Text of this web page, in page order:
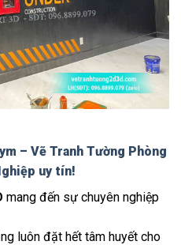
– Vẽ Tranh Tường Phòng
uy tín!
mang đến sự chuyên nghiệp
luôn đặt hết tâm huyết cho